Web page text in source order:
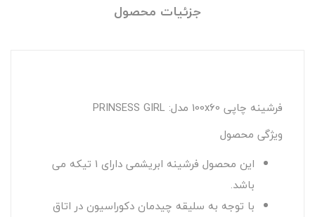
جزئیات محصول
فرشینه چاپی 100x60 مدل: PRINSESS GIRL
ویژگی محصول
این محصول فرشینه ابریشمی دارای 1 تیکه می
باشد.
با توجه به سلیقه چیدمان دکوراسیون در اتاق